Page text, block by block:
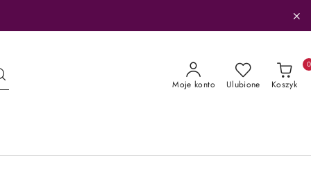
Moje konto Ulubione Koszyk
0